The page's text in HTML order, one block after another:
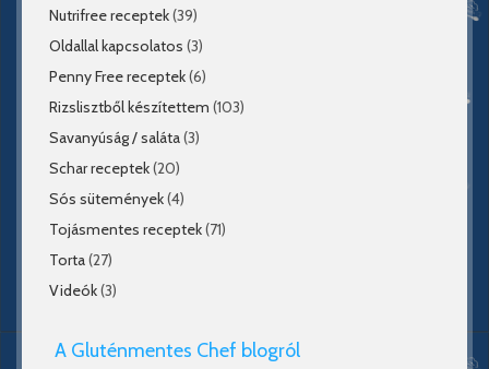
Nutrifree receptek(39)
Oldallal kapcsolatos (3)
Penny Free receptek(6)
Rizslisztből készítettem (103)
Savanyúság / saláta(3)
Schar receptek(20)
Sós sütemények(4)
Tojásmentes receptek(71)
Torta(27)
Videók(3)
A Gluténmentes Chef blogról